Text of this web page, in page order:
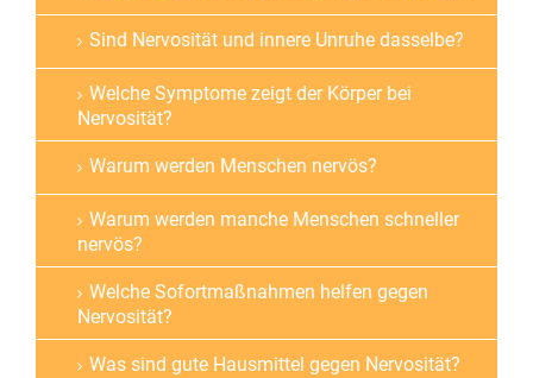
Sind Nervosität und innere Unruhe dasselbe?
Welche Symptome zeigt der Körper bei
Nervosität?
Warum werden Menschen nervös?
Warum werden manche Menschen schneller
nervös?
Welche Sofortmaßnahmen helfen gegen
Nervosität?
Was sind gute Hausmittel gegen Nervosität?